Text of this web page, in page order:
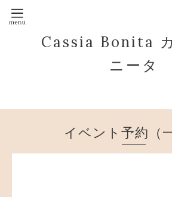
Cassia Bonita
ニータ
イベント予約（